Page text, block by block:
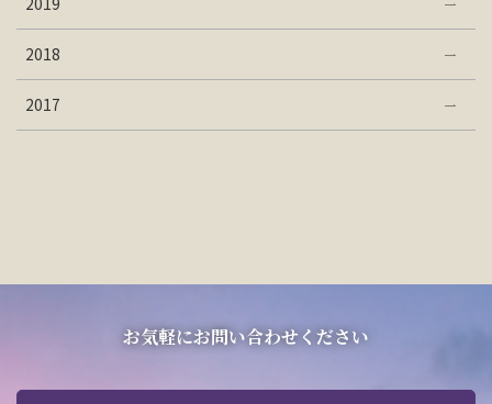
2018
2017
お気軽にお問い合わせください